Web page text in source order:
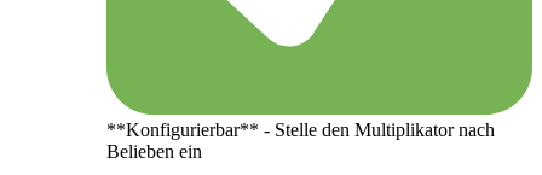
**Konfigurierbar** - Stelle den Multiplikator nach
Belieben ein